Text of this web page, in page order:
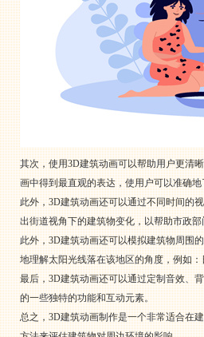
其次，使用3D建筑动画可以帮助用户更清
画中得到最直观的表达，使用户可以准确
此外，3D建筑动画还可以通过不同时间的
出街道视角下的建筑物变化，以帮助市政
此外，3D建筑动画还可以模拟建筑物周围
地理解太阳光线落在该地区的角度，例如
最后，3D建筑动画还可以通过定制音效、
的一些独特的功能和互动元素。
总之，3D建筑动画制作是一个非常适合在